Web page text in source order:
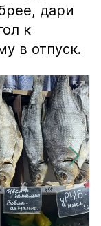
дари
к
в отпуск.